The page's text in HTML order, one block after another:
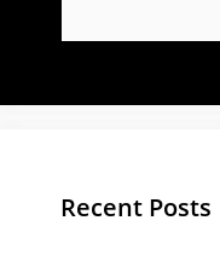
Recent Posts